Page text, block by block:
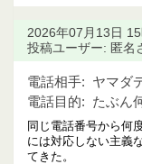
2026年07月13日
投稿ユーザー: 匿名
電話相手: ヤマダ
電話目的: たぶん
同じ電話番号から何
には対応しない主義
てきた。